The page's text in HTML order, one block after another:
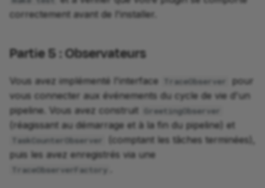
correctement avant de l'installer.
Partie 5 : Observateurs
Vous avez implémenté l'interface TraceObserver
pour
vous connecter aux événements du cycle de vie d'un
pipeline. Vous avez construit
GreetingObserver
(réagissant au démarrage et à la fin du pipeline) et
TaskCounterObserver
(comptant les tâches terminées),
puis les avez enregistrés via une
TraceObserverFactory